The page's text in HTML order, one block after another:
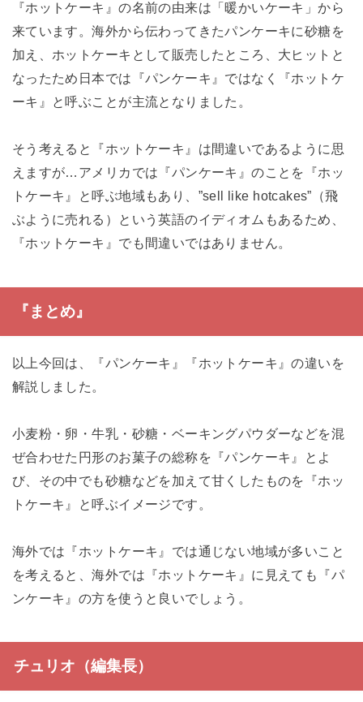
『ホットケーキ』の名前の由来は「暖かいケーキ」から
来ています。海外から伝わってきたパンケーキに砂糖を
加え、ホットケーキとして販売したところ、大ヒットと
なったため日本では『パンケーキ』ではなく『ホットケ
ーキ』と呼ぶことが主流となりました。
そう考えると『ホットケーキ』は間違いであるように思
えますが…アメリカでは『パンケーキ』のことを『ホッ
トケーキ』と呼ぶ地域もあり、”sell like hotcakes”（飛
ぶように売れる）という英語のイディオムもあるため、
『ホットケーキ』でも間違いではありません。
『まとめ』
以上今回は、『パンケーキ』『ホットケーキ』の違いを
解説しました。
小麦粉・卵・牛乳・砂糖・ベーキングパウダーなどを混
ぜ合わせた円形のお菓子の総称を『パンケーキ』とよ
び、その中でも砂糖などを加えて甘くしたものを『ホッ
トケーキ』と呼ぶイメージです。
海外では『ホットケーキ』では通じない地域が多いこと
を考えると、海外では『ホットケーキ』に見えても『パ
ンケーキ』の方を使うと良いでしょう。
チュリオ（編集長）